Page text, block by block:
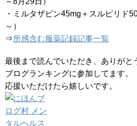
・ミルタザピン45mg＋スルピリド
～）
⇒所感含む服薬記録記事一覧
最後まで読んでいただき、ありがと
ブログランキングに参加してます。
応援いただけたら嬉しいです。